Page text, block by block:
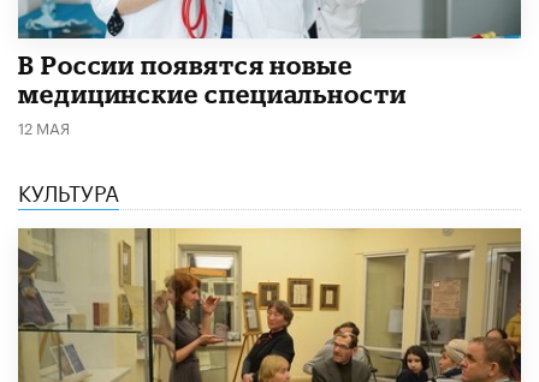
В России появятся новые
медицинские специальности
12 МАЯ
КУЛЬТУРА